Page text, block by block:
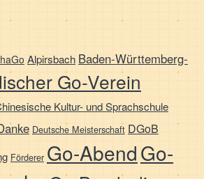
Alpirsbach Baden-Württemberg-
Go-Verein
Kultur- und Sprachschule
Deutsche Meisterschaft DGoB
Förderer Go-AbendGo-